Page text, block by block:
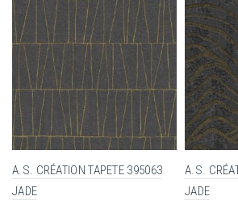
A.S. CRÉATION TAPETE 395063
JADE
A.S.
JADE